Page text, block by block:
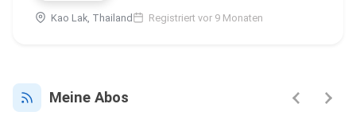
Kao Lak, Thailand Registriert vor 9 Monaten
Meine Abos